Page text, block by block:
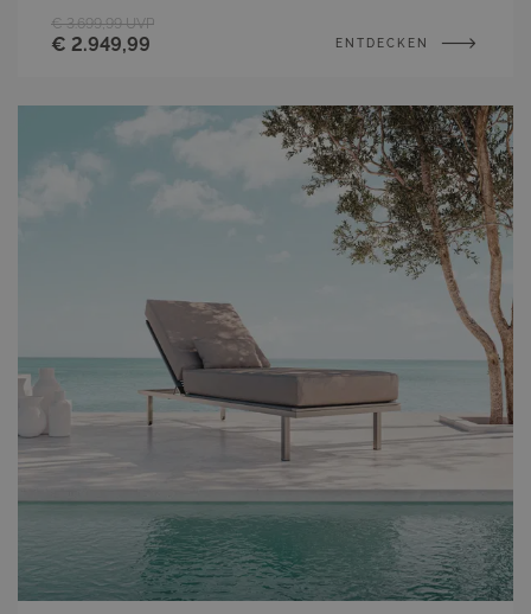
€ 2.949,99
€ 3.699,99 UVP
ENTDECKEN